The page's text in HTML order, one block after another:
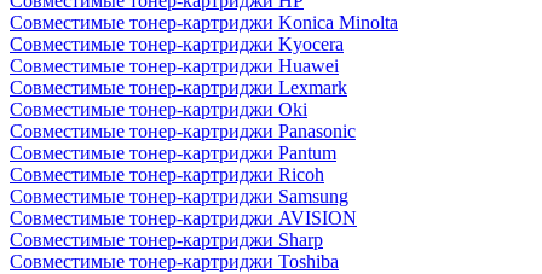
Совместимые тонер-картриджи Konica Minolta
Совместимые тонер-картриджи Kyocera
Совместимые тонер-картриджи Huawei
Совместимые тонер-картриджи Lexmark
Совместимые тонер-картриджи Oki
Совместимые тонер-картриджи Panasonic
Совместимые тонер-картриджи Pantum
Совместимые тонер-картриджи Ricoh
Совместимые тонер-картриджи Samsung
Совместимые тонер-картриджи AVISION
Совместимые тонер-картриджи Sharp
Совместимые тонер-картриджи Toshiba